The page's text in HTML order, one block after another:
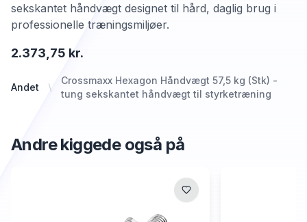
Andet
Crossmaxx Hexagon Håndvægt 57,5 kg (Stk) -
tung sekskantet håndvægt til styrketræning
2.373,75 kr.
sekskantet håndvægt designet til hård, daglig brug i
professionelle træningsmiljøer.
Andre kiggede også på